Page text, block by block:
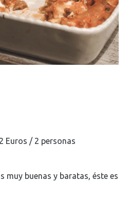
Euros / 2 personas
muy buenas y baratas, éste es